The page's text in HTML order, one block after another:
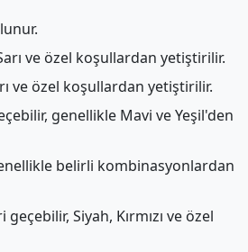
ve özel koşullardan yetiştirilir.
ve özel koşullardan yetiştirilir.
genellikle Mavi ve Yeşil'den
belirli kombinasyonlardan
Siyah, Kırmızı ve özel